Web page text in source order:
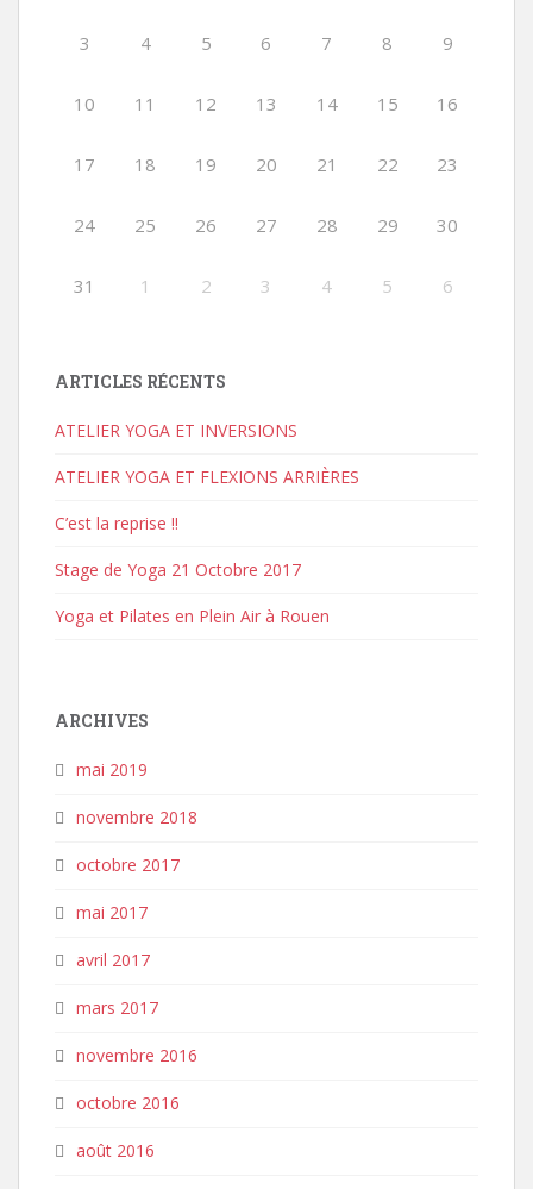
3 4 5 6 7 8 9
10 11 12 13 14 15 16
17 18 19 20 21 22 23
24 25 26 27 28 29 30
31 1 2 3 4 5 6
ARTICLES RÉCENTS
ATELIER YOGA ET INVERSIONS
ATELIER YOGA ET FLEXIONS ARRIÈRES
C’est la reprise !!
Stage de Yoga 21 Octobre 2017
Yoga et Pilates en Plein Air à Rouen
ARCHIVES
mai 2019
novembre 2018
octobre 2017
mai 2017
avril 2017
mars 2017
novembre 2016
octobre 2016
août 2016